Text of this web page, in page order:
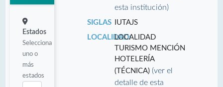
Estados
Selecciona
uno o
más
estados
esta institución)
SIGLAS
IUTAJS
LOCALIDAD:LOCALIDAD
TURISMO MENCIÓN
HOTELERÍA
(TÉCNICA)(ver el
detalle de esta